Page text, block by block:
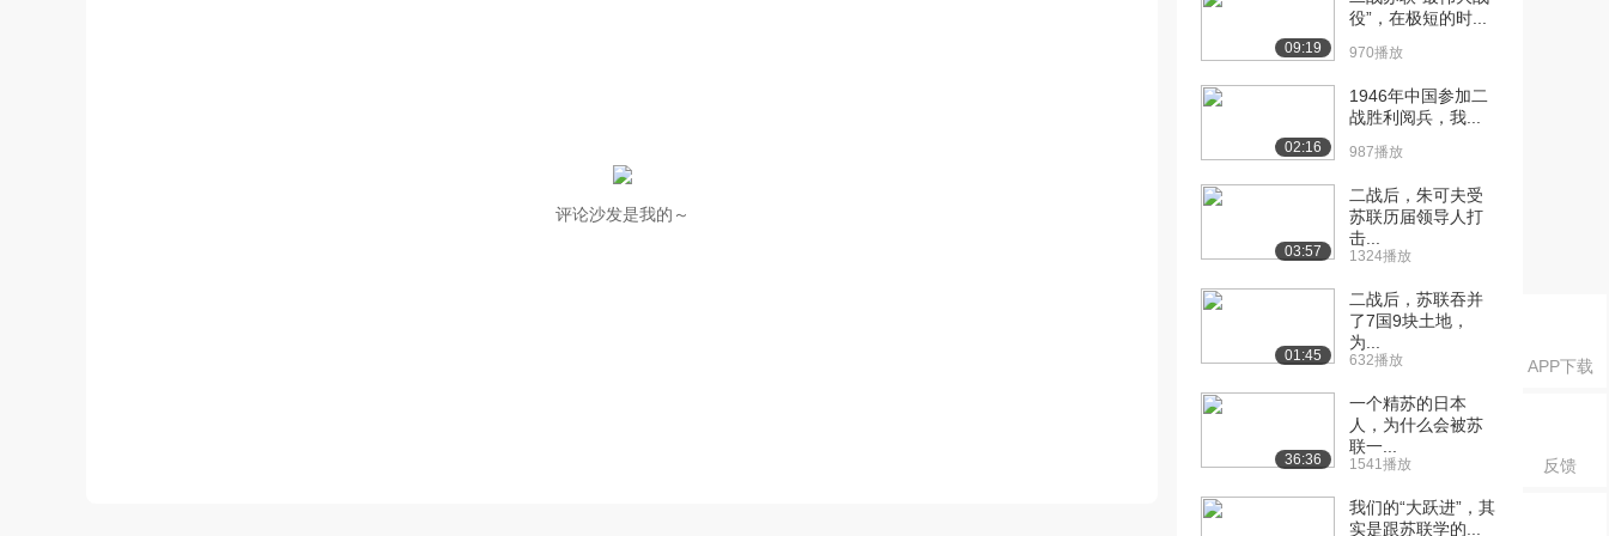
APP下载
反馈
评论沙发是我的～
09:19
役”，在极短的时...
970播放
02:16
1946年中国参加二
战胜利阅兵，我...
987播放
03:57
二战后，朱可夫受
苏联历届领导人打
击...
1324播放
01:45
二战后，苏联吞并
了7国9块土地，
为...
632播放
36:36
一个精苏的日本
人，为什么会被苏
联一...
1541播放
我们的“大跃进”，其
实是跟苏联学的...